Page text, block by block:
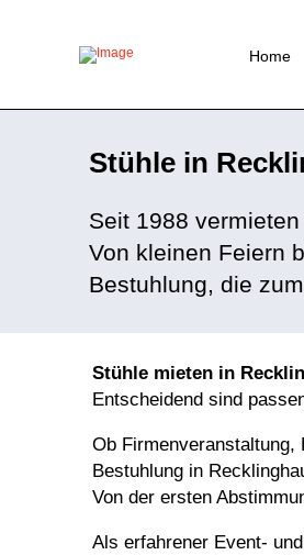
Home
Stühle in
Seit 1988
Von kleinen Feiern
Bestuhlung, die
Stühle mieten in
Entscheidend sind
Ob Firmenveranstaltung,
Bestuhlung in
Von der ersten
Als erfahrener Event- und